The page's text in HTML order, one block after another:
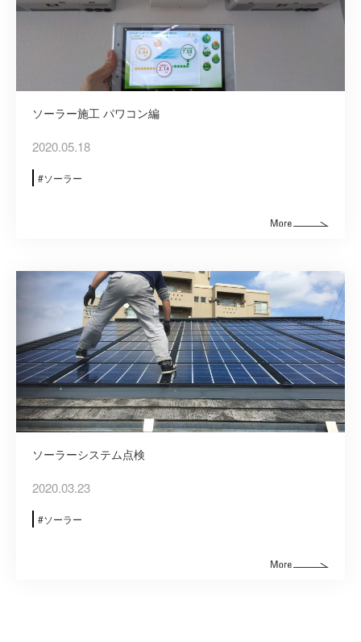
ソーラー施工 パワコン編
2020.05.18
ソーラー
ソーラーシステム点検
2020.03.23
ソーラー